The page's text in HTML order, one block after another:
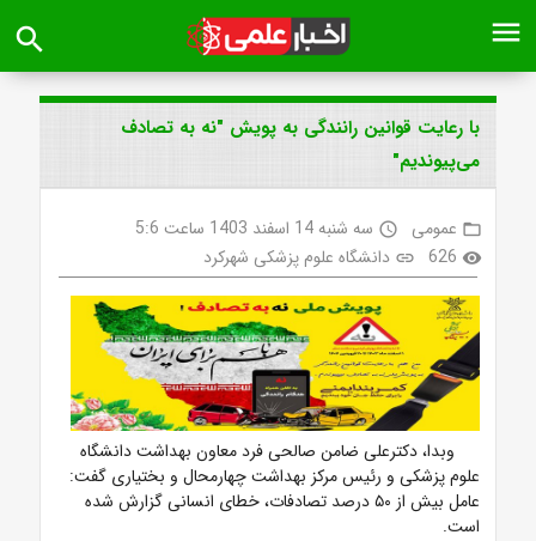
menu
search
با رعایت قوانین رانندگی به پویش "نه به تصادف
می‌پیوندیم"
folder_open عمومی access_time سه شنبه 14 اسفند 1403 ساعت 5:6
visibility
626
link دانشگاه علوم پزشکی شهرکرد
وبدا، دکترعلی ضامن صالحی فرد معاون بهداشت دانشگاه
علوم پزشکی و رئیس مرکز بهداشت چهارمحال و بختیاری گفت:
عامل بیش از ۵۰ درصد تصادفات، خطای انسانی گزارش شده
است.